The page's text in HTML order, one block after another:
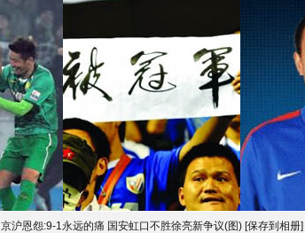
京沪恩怨:9-1永远的痛 国安虹口不胜徐亮新争议(图) [保存到相册]